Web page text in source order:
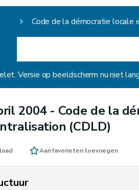
Code de la démocratie locale
Versie op beeldscherm nu niet
2004 - Code de la
(CDLD)
Aan favorieten toevoegen